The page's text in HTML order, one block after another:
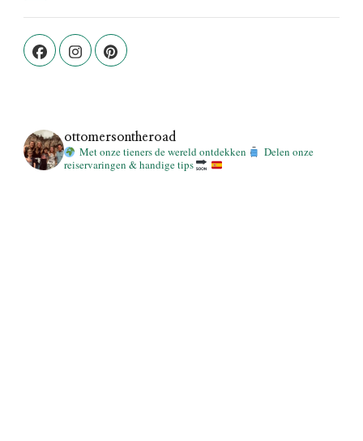
ottomersontheroad
Met onze tieners de wereld ontdekken
Delen onze
reiservaringen & handige tips